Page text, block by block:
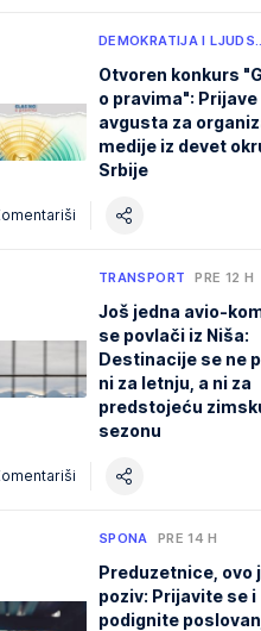
DEMOKRATIJA I LJUDS…
Otvoren konkurs
o pravima": Prijave
avgusta za
medije iz devet
Srbije
TRANSPORT PRE 12 H
Još jedna avio-
se povlači iz Niša:
Destinacije se ne
ni za letnju, a ni za
predstojeću
sezonu
SPONA PRE 14 H
Preduzetnice, ovo
poziv: Prijavite se i
podignite